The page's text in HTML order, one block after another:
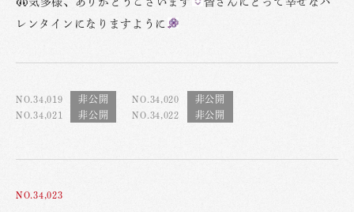
レンタインになりますように
NO.34,019
NO.34,020
NO.34,021
NO.34,022
NO.34,023